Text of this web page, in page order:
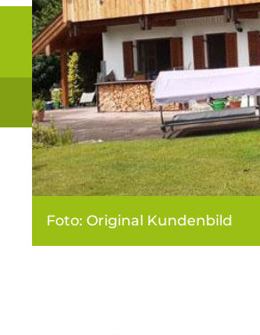
Foto: Original Kundenbild